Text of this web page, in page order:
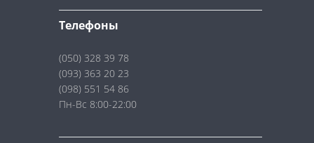
Телефоны
(050) 328 39 78
(093) 363 20 23
(098) 551 54 86
Пн-Вс 8:00-22:00